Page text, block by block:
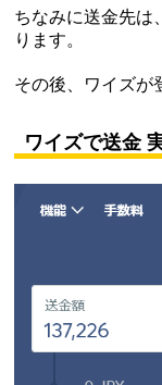
ちなみに送金先は
ります。
その後、ワイズが
ワイズで送金